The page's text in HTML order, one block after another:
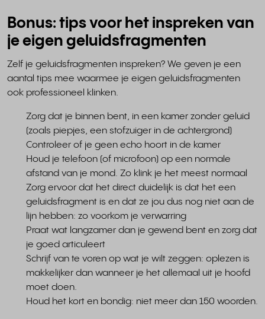
Bonus: tips voor het inspreken van
je eigen geluidsfragmenten
Zelf je geluidsfragmenten inspreken? We geven je een
aantal tips mee waarmee je eigen geluidsfragmenten
ook professioneel klinken.
Zorg dat je binnen bent, in een kamer zonder geluid
(zoals piepjes, een stofzuiger in de achtergrond)
Controleer of je geen echo hoort in de kamer
Houd je telefoon (of microfoon) op een normale
afstand van je mond. Zo klink je het meest normaal
Zorg ervoor dat het direct duidelijk is dat het een
geluidsfragment is en dat ze jou dus nog niet aan de
lijn hebben: zo voorkom je verwarring
Praat wat langzamer dan je gewend bent en zorg dat
je goed articuleert
Schrijf van te voren op wat je wilt zeggen: oplezen is
makkelijker dan wanneer je het allemaal uit je hoofd
moet doen.
Houd het kort en bondig: niet meer dan 150 woorden.